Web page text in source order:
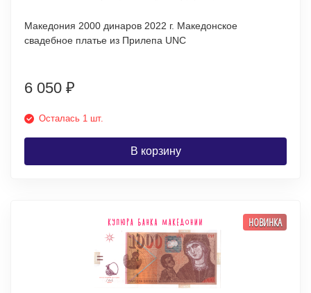
Македония 2000 динаров 2022 г. Македонское
свадебное платье из Прилепа UNC
6 050 ₽
Осталась 1 шт.
В корзину
НОВИНКА